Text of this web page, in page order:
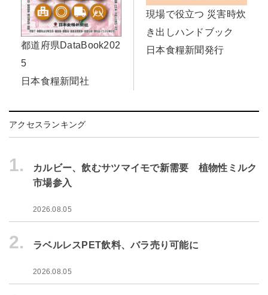
都道府県DataBook202
5
日本食糧新聞社
現場で役立つ 災害時炊
き出しハンドブック
日本食糧新聞発行
アクセスランキング
1.
カルビー、飲むサツマイモで新需要 植物性ミルク
市場参入
2026.08.05
2. ラベルレスPET飲料、バラ売り可能に
2026.08.05